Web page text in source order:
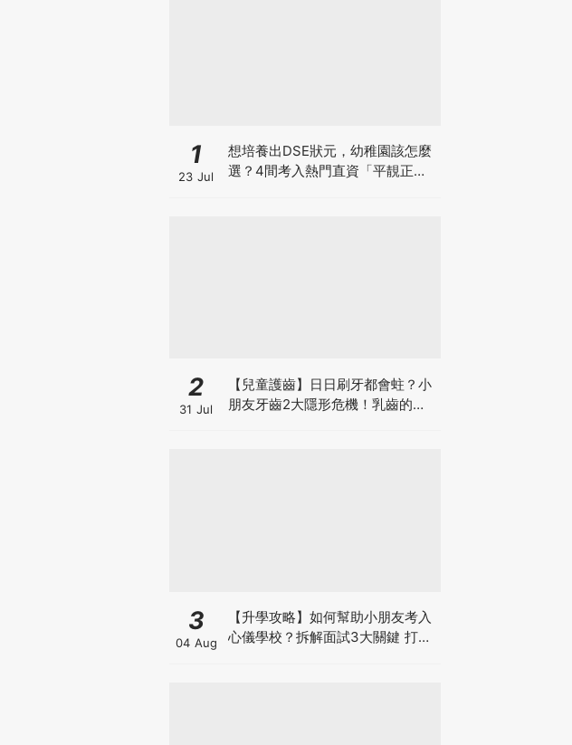
1
23 Jul
想培養出DSE狀元，幼稚園該怎麼
選？4間考入熱門直資「平靚正」
2
31 Jul
【兒童護齒】日日刷牙都會蛀？小
朋友牙齒2大隱形危機！乳齒的琺
3
04 Aug
【升學攻略】如何幫助小朋友考入
心儀學校？拆解面試3大關鍵 打好